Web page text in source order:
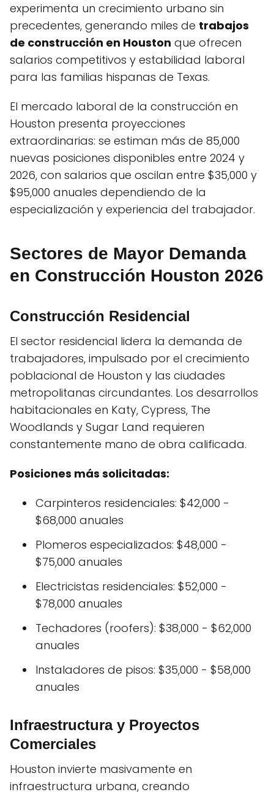
experimenta un crecimiento urbano sin
precedentes, generando miles de trabajos
de construcción en Houston que ofrecen
salarios competitivos y estabilidad laboral
para las familias hispanas de Texas.
El mercado laboral de la construcción en
Houston presenta proyecciones
extraordinarias: se estiman más de 85,000
nuevas posiciones disponibles entre 2024 y
2026, con salarios que oscilan entre $35,000 y
$95,000 anuales dependiendo de la
especialización y experiencia del trabajador.
Sectores de Mayor Demanda
en Construcción Houston 2026
Construcción Residencial
El sector residencial lidera la demanda de
trabajadores, impulsado por el crecimiento
poblacional de Houston y las ciudades
metropolitanas circundantes. Los desarrollos
habitacionales en Katy, Cypress, The
Woodlands y Sugar Land requieren
constantemente mano de obra calificada.
Posiciones más solicitadas:
Carpinteros residenciales: $42,000 -
$68,000 anuales
Plomeros especializados: $48,000 -
$75,000 anuales
Electricistas residenciales: $52,000 -
$78,000 anuales
Techadores (roofers): $38,000 - $62,000
anuales
Instaladores de pisos: $35,000 - $58,000
anuales
Infraestructura y Proyectos
Comerciales
Houston invierte masivamente en
infraestructura urbana, creando